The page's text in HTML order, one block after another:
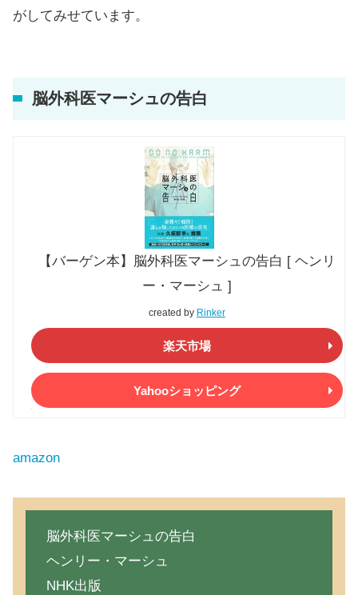
がしてみせています。
脳外科医マーシュの告白
【バーゲン本】脳外科医マーシュの告白 [ ヘンリ
ー・マーシュ ]
created by Rinker
楽天市場
Yahooショッピング
amazon
脳外科医マーシュの告白
ヘンリー・マーシュ
NHK出版